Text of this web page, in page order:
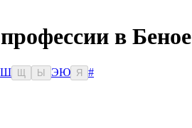
в Беное
Ш Ы ЭЮ Я
#